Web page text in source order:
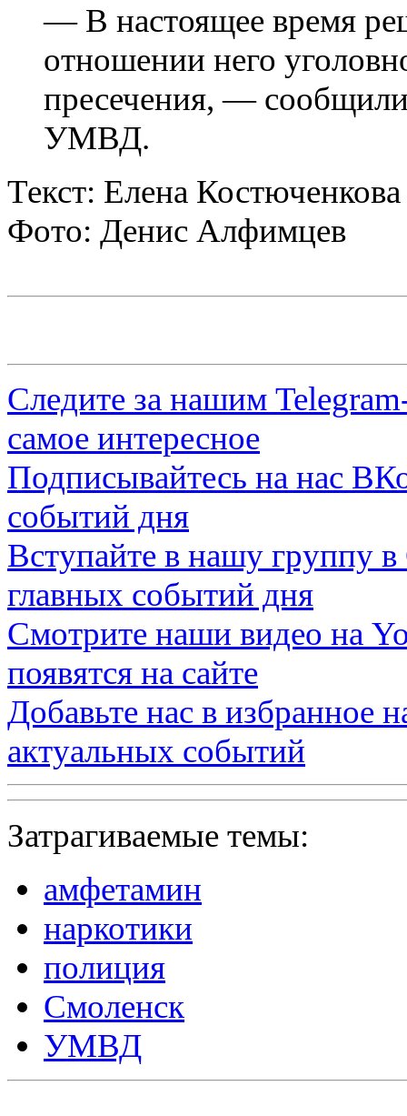
— В настоящее время
отношении него
пресечения, —
УМВД.
Текст: Елена Костюченкова
Фото: Денис Алфимцев
Следите за нашим
самое интересное
Подписывайтесь на нас
событий дня
Вступайте в нашу группу в
главных событий дня
Смотрите наши видео на
появятся на сайте
Добавьте нас в избранное
актуальных событий
Затрагиваемые темы:
амфетамин
наркотики
полиция
Смоленск
УМВД